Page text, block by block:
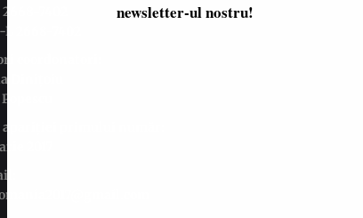
7402
L 2668-7402
coordonatori:
Dinițoiu
apariţiei primului număr:
2017
newsletter-ul nostru!